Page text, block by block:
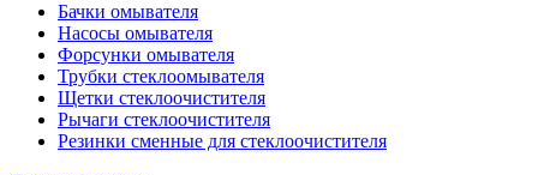
Бачки омывателя
Насосы омывателя
Форсунки омывателя
Трубки стеклоомывателя
Щетки стеклоочистителя
Рычаги стеклоочистителя
Резинки сменные для стеклоочистителя